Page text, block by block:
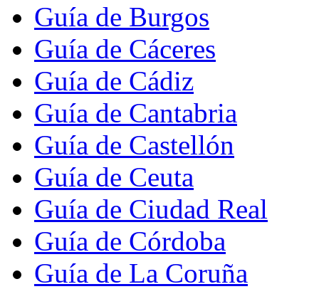
Guía de Burgos
Guía de Cáceres
Guía de Cádiz
Guía de Cantabria
Guía de Castellón
Guía de Ceuta
Guía de Ciudad Real
Guía de Córdoba
Guía de La Coruña